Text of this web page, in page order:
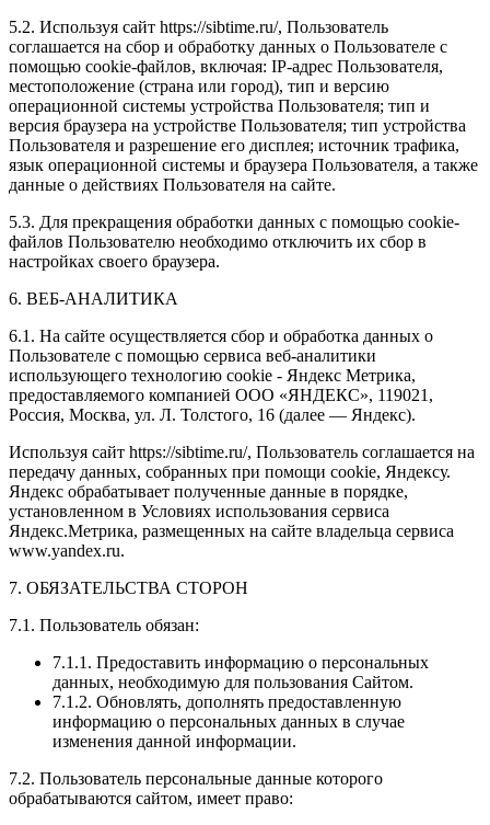
5.2. Используя сайт https://sibtime.ru/, Пользователь
соглашается на сбор и обработку данных о Пользователе с
помощью cookie-файлов, включая: IP-адрес Пользователя,
местоположение (страна или город), тип и версию
операционной системы устройства Пользователя; тип и
версия браузера на устройстве Пользователя; тип устройства
Пользователя и разрешение его дисплея; источник трафика,
язык операционной системы и браузера Пользователя, а также
данные о действиях Пользователя на сайте.
5.3. Для прекращения обработки данных с помощью cookie-
файлов Пользователю необходимо отключить их сбор в
настройках своего браузера.
6. ВЕБ-АНАЛИТИКА
6.1. На сайте осуществляется сбор и обработка данных о
Пользователе с помощью сервиса веб-аналитики
использующего технологию cookie - Яндекс Метрика,
предоставляемого компанией ООО «ЯНДЕКС», 119021,
Россия, Москва, ул. Л. Толстого, 16 (далее — Яндекс).
Используя сайт https://sibtime.ru/, Пользователь соглашается на
передачу данных, собранных при помощи cookie, Яндексу.
Яндекс обрабатывает полученные данные в порядке,
установленном в Условиях использования сервиса
Яндекс.Метрика, размещенных на сайте владельца сервиса
www.yandex.ru.
7. ОБЯЗАТЕЛЬСТВА СТОРОН
7.1. Пользователь обязан:
7.1.1. Предоставить информацию о персональных
данных, необходимую для пользования Сайтом.
7.1.2. Обновлять, дополнять предоставленную
информацию о персональных данных в случае
изменения данной информации.
7.2. Пользователь персональные данные которого
обрабатываются сайтом, имеет право: